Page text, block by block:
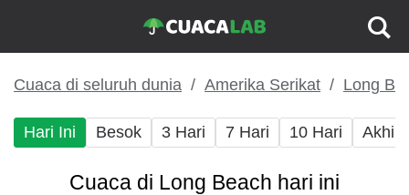
Cuaca di seluruh dunia Amerika Serikat Long
Hari Ini Besok 3 Hari 7 Hari 10 Hari Akhir
Cuaca di Long Beach hari ini